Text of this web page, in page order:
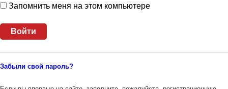
Запомнить меня на этом компьютере
Забыли свой пароль?